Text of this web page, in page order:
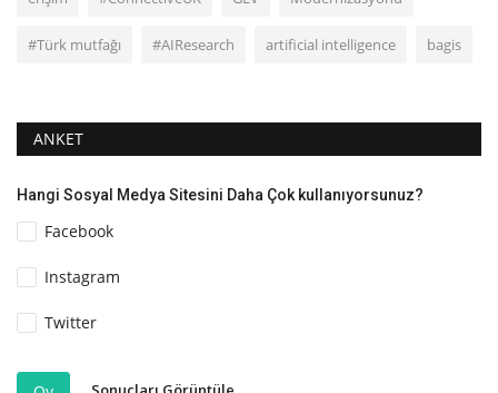
#Türk mutfağı #AIResearch artificial intelligence bagis
ANKET
Hangi Sosyal Medya Sitesini Daha Çok kullanıyorsunuz?
Facebook
Instagram
Twitter